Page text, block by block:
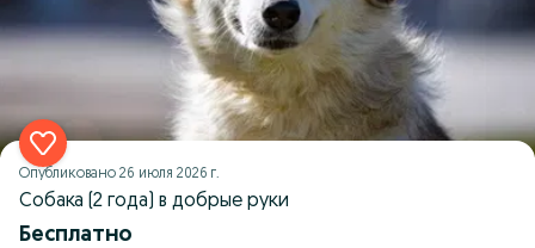
Опубликовано 26 июля 2026 г.
Собака (2 года) в добрые руки
Бесплатно